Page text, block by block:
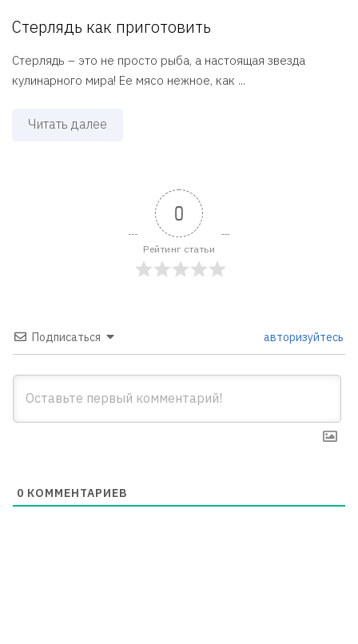
Стерлядь как приготовить
Стерлядь – это не просто рыба, а настоящая звезда
кулинарного мира! Ее мясо нежное, как ...
Читать далее
0
Рейтинг статьи
Подписаться авторизуйтесь
0 КОММЕНТАРИЕВ